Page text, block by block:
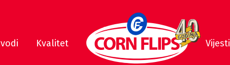
Kvalitet Vijesti